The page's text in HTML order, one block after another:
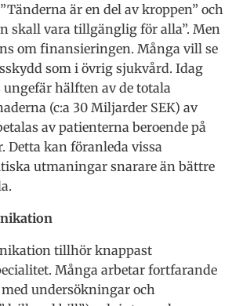
är en del av kroppen” och
skall vara tillgänglig för alla”. Men
om finansieringen. Många vill se
som i övrig sjukvård. Idag
hälften av de totala
(c:a 30 Miljarder SEK) av
av patienterna beroende på
Detta kan föranleda vissa
utmaningar snarare än bättre
tillhör knappast
Många arbetar fortfarande
undersökningar och